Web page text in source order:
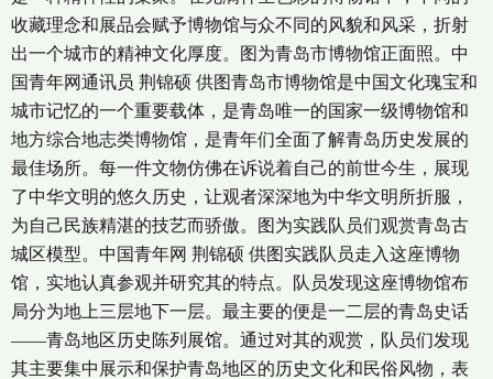
收藏理念和展品会赋予博物馆与众不同的风貌和风采，折射
出一个城市的精神文化厚度。图为青岛市博物馆正面照。中
国青年网通讯员 荆锦硕 供图青岛市博物馆是中国文化瑰宝和
城市记忆的一个重要载体，是青岛唯一的国家一级博物馆和
地方综合地志类博物馆，是青年们全面了解青岛历史发展的
最佳场所。每一件文物仿佛在诉说着自己的前世今生，展现
了中华文明的悠久历史，让观者深深地为中华文明所折服，
为自己民族精湛的技艺而骄傲。图为实践队员们观赏青岛古
城区模型。中国青年网 荆锦硕 供图实践队员走入这座博物
馆，实地认真参观并研究其的特点。队员发现这座博物馆布
局分为地上三层地下一层。最主要的便是一二层的青岛史话
——青岛地区历史陈列展馆。通过对其的观赏，队员们发现
其主要集中展示和保护青岛地区的历史文化和民俗风物，表